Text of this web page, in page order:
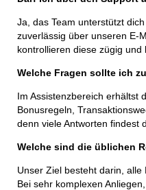
Ja, das Team unterstützt
zuverlässig über unseren E-
kontrollieren diese zügig
Welche Fragen sollte ich
Im Assistenzbereich erhältst
Bonusregeln,
denn viele Antworten findest
Welche sind die üblichen
Unser Ziel besteht darin,
Bei sehr komplexen